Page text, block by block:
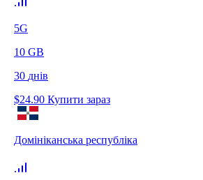
5G
10 GB
30 днів
$24.90 Купити зараз
Домініканська республіка